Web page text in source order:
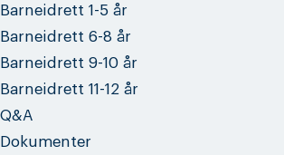
Barneidrett 1-5 år
Barneidrett 6-8 år
Barneidrett 9-10 år
Barneidrett 11-12 år
Q&A
Dokumenter